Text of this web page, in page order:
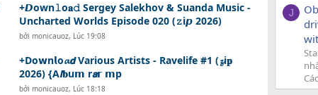
+𝘿own𝚕o𝐚𝚍 Sergey Salekhov & Suanda Music -
Uncharted Worlds Episode 020 (𝚣i𝙥 2026)
bởi monicauoz, Lúc 19:08
+Do𝘄n𝗹o𝓪𝙙 Various Artists - Ravelife #1 (𝔃i𝐩
2026) {A𝙡𝐛u𝗺 r𝙖𝗿 𝗺p
bởi monicauoz, Lúc 18:18
J